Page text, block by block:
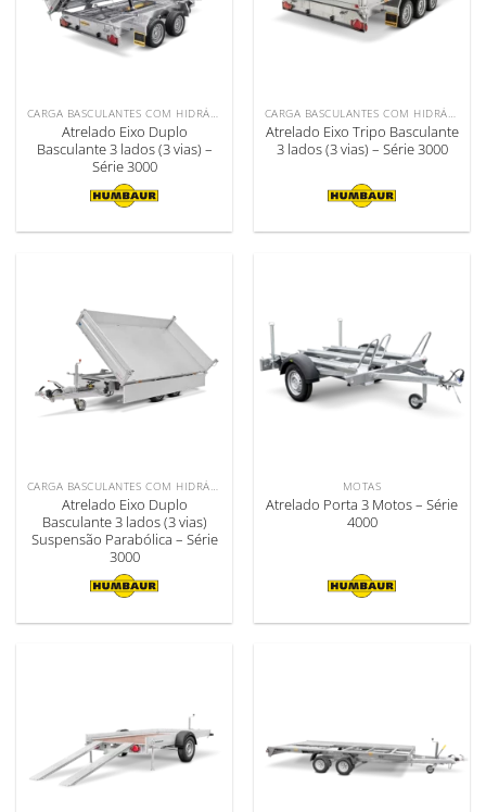
CARGA BASCULANTES COM HIDRÁULICO
Atrelado Eixo Duplo
Basculante 3 lados (3 vias) –
Série 3000
CARGA BASCULANTES COM HIDRÁULICO
Atrelado Eixo Tripo Basculante
3 lados (3 vias) – Série 3000
CARGA BASCULANTES COM HIDRÁULICO
Atrelado Eixo Duplo
Basculante 3 lados (3 vias)
Suspensão Parabólica – Série
3000
MOTAS
Atrelado Porta 3 Motos – Série
4000